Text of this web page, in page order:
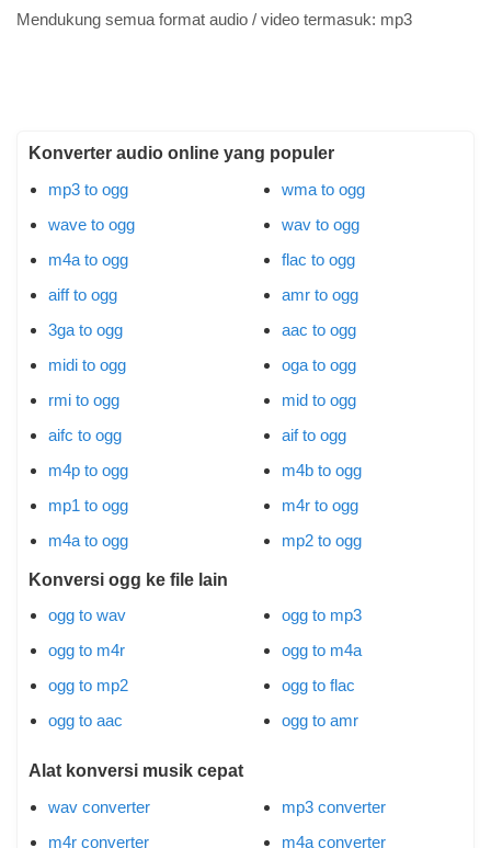
Mendukung semua format audio / video termasuk: mp3
Konverter audio online yang populer
mp3 to ogg
wave to ogg
m4a to ogg
aiff to ogg
3ga to ogg
midi to ogg
rmi to ogg
aifc to ogg
m4p to ogg
mp1 to ogg
m4a to ogg
wma to ogg
wav to ogg
flac to ogg
amr to ogg
aac to ogg
oga to ogg
mid to ogg
aif to ogg
m4b to ogg
m4r to ogg
mp2 to ogg
Konversi ogg ke file lain
ogg to wav
ogg to m4r
ogg to mp2
ogg to aac
ogg to mp3
ogg to m4a
ogg to flac
ogg to amr
Alat konversi musik cepat
wav converter
m4r converter
mp3 converter
m4a converter